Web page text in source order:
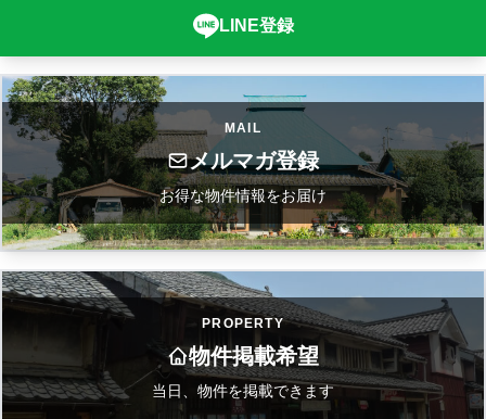
LINE登録
MAIL
メルマガ登録
お得な物件情報をお届け
PROPERTY
物件掲載希望
当日、物件を掲載できます